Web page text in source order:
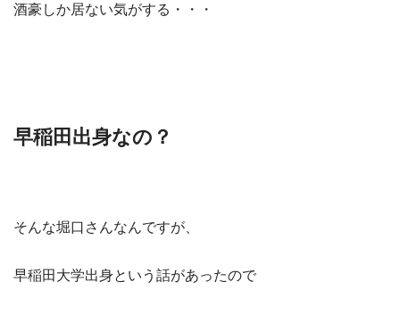
酒豪しか居ない気がする・・・
早稲田出身なの？
そんな堀口さんなんですが、
早稲田大学出身という話があったので